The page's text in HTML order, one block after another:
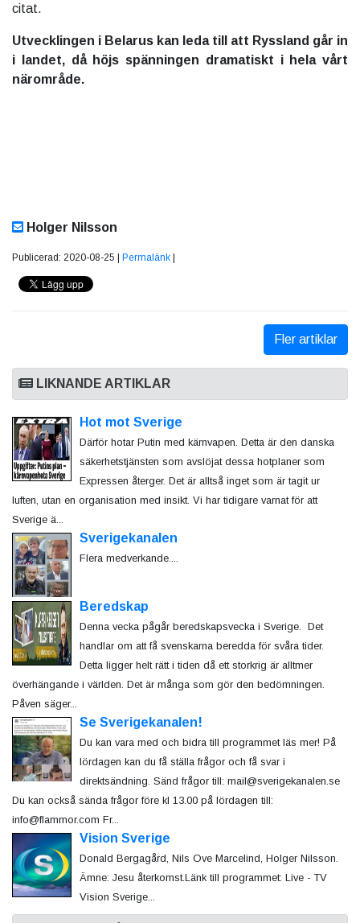
citat.
Utvecklingen i Belarus kan leda till att Ryssland går in
i landet, då höjs spänningen dramatiskt i hela vårt
närområde.
Holger Nilsson
Publicerad: 2020-08-25 | Permalänk
Fler artiklar
LIKNANDE ARTIKLAR
Hot mot Sverige
Därför hotar Putin med kärnvapen. Detta är den danska
säkerhetstjänsten som avslöjat dessa hotplaner som
Expressen återger. Det är alltså inget som är tagit ur
luften, utan en organisation med insikt. Vi har tidigare varnat för att
Sverige ä...
Sverigekanalen
Flera medverkande....
Beredskap
Denna vecka pågår beredskapsvecka i Sverige. Det
handlar om att få svenskarna beredda för svåra tider.
Detta ligger helt rätt i tiden då ett storkrig är alltmer
överhängande i världen. Det är många som gör den bedömningen.
Påven säger...
Se Sverigekanalen!
Du kan vara med och bidra till programmet läs mer! På
lördagen kan du få ställa frågor och få svar i
direktsändning. Sänd frågor till: mail@sverigekanalen.se
Du kan också sända frågor före kl 13.00 på lördagen till:
info@flammor.com Fr...
Vision Sverige
Donald Bergagård, Nils Ove Marcelind, Holger Nilsson.
Ämne: Jesu återkomst.Länk till programmet: Live - TV
Vision Sverige...